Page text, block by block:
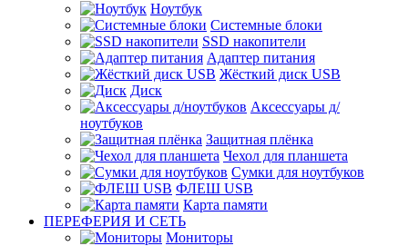
Ноутбук
Системные блоки
SSD накопители
Адаптер питания
Жёсткий диск USB
Диск
Аксессуары д/
ноутбуков
Защитная плёнка
Чехол для планшета
Сумки для ноутбуков
ФЛЕШ USB
Карта памяти
ПЕРЕФЕРИЯ И СЕТЬ
Мониторы